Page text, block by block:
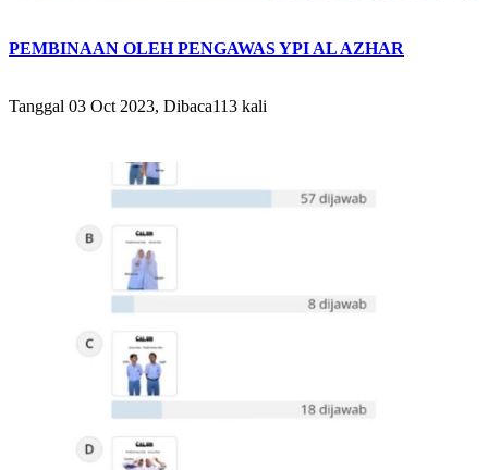
PEMBINAAN OLEH PENGAWAS YPI AL AZHAR
Tanggal 03 Oct 2023, Dibaca113 kali